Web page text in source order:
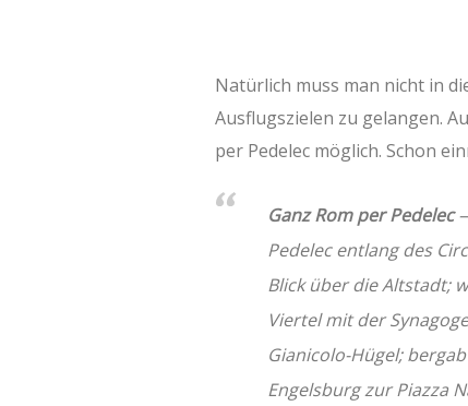
Natürlich muss man nicht in
Ausflugszielen zu gelangen.
per Pedelec möglich. Schon
Ganz Rom per Pedelec
Pedelec entlang des
Blick über die Altstadt;
Viertel mit der
Gianicolo-Hügel;
Engelsburg zur Piazza